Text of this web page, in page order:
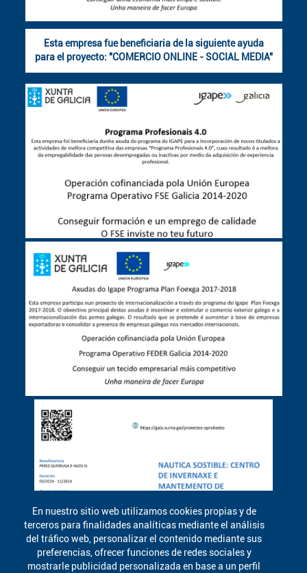
En nuestro sitio web utilizamos cookies propias y de
terceros para finalidades analíticas mediante el análisis
del tráfico web, personalizar el contenido mediante sus
preferencias, ofrecer funciones de redes sociales y
mostrarle publicidad personalizada en base a un perfil
Esta empresa fue beneficiaria de la siguiente ayuda
para el proyecto: "COMERCIO ONLINE - SOCIAL MEDIA"